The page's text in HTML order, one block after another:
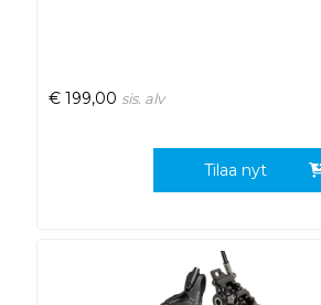
€ 199,00 sis. alv
Tilaa nyt